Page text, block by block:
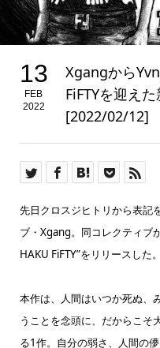
13
FEB
2022
Xgangから
FiFTYを迎え
[2022/02/12]
先日クロスジヒトリから表記
ブ・Xgang。同コレクティブ
HAKU FiFTY”をリリースした。
本作は、人間はいつか死ぬ、
うことを念頭に、だからこそ
る1作。自分の弱さ、人間の